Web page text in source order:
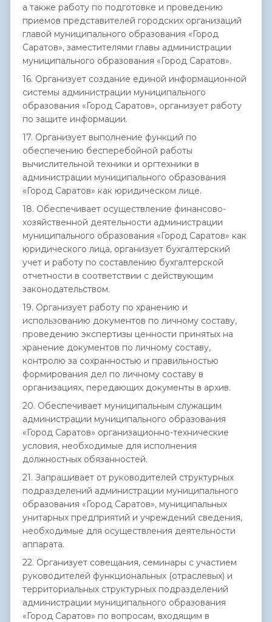
а также работу по подготовке и проведению
приемов представителей городских организаций
главой муниципального образования «Город
Саратов», заместителями главы администрации
муниципального образования «Город Саратов».
16. Организует создание единой информационной
системы администрации муниципального
образования «Город Саратов», организует работу
по защите информации.
17. Организует выполнение функций по
обеспечению бесперебойной работы
вычислительной техники и оргтехники в
администрации муниципального образования
«Город Саратов» как юридическом лице.
18. Обеспечивает осуществление финансово-
хозяйственной деятельности администрации
муниципального образования «Город Саратов» как
юридического лица, организует бухгалтерский
учет и работу по составлению бухгалтерской
отчетности в соответствии с действующим
законодательством.
19. Организует работу по хранению и
использованию документов по личному составу,
проведению экспертизы ценности принятых на
хранение документов по личному составу,
контролю за сохранностью и правильностью
формирования дел по личному составу в
организациях, передающих документы в архив.
20. Обеспечивает муниципальным служащим
администрации муниципального образования
«Город Саратов» организационно-технические
условия, необходимые для исполнения
должностных обязанностей.
21. Запрашивает от руководителей структурных
подразделений администрации муниципального
образования «Город Саратов», муниципальных
унитарных предприятий и учреждений сведения,
необходимые для осуществления деятельности
аппарата.
22. Организует совещания, семинары с участием
руководителей функциональных (отраслевых) и
территориальных структурных подразделений
администрации муниципального образования
«Город Саратов» по вопросам, входящим в